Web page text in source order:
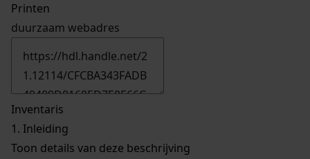
Printen
duurzaam webadres
Inventaris
1. Inleiding
Toon details van deze beschrijving